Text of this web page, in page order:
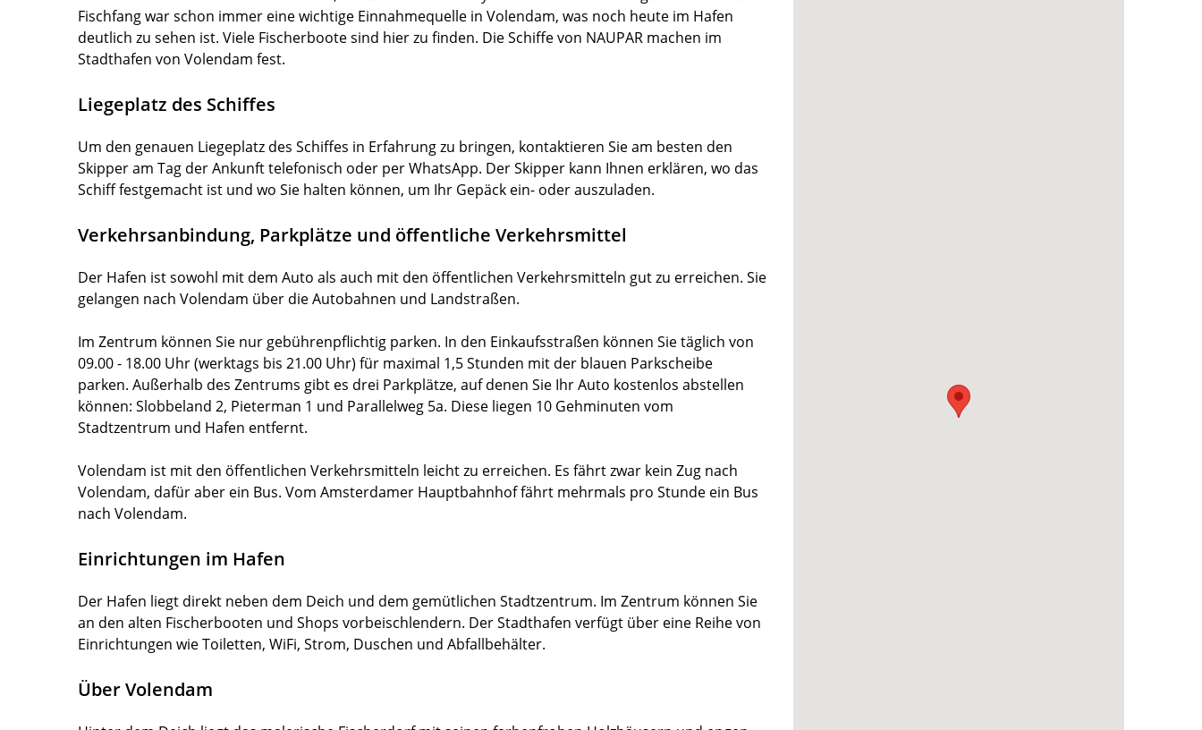
Fischfang war schon immer eine wichtige Einnahmequelle in Volendam, was noch heute im Hafen
deutlich zu sehen ist. Viele Fischerboote sind hier zu finden. Die Schiffe von NAUPAR machen im
Stadthafen von Volendam fest.
Liegeplatz des Schiffes
Um den genauen Liegeplatz des Schiffes in Erfahrung zu bringen, kontaktieren Sie am besten den
Skipper am Tag der Ankunft telefonisch oder per WhatsApp. Der Skipper kann Ihnen erklären, wo das
Schiff festgemacht ist und wo Sie halten können, um Ihr Gepäck ein- oder auszuladen.
Verkehrsanbindung, Parkplätze und öffentliche Verkehrsmittel
Der Hafen ist sowohl mit dem Auto als auch mit den öffentlichen Verkehrsmitteln gut zu erreichen. Sie
gelangen nach Volendam über die Autobahnen und Landstraßen.
Im Zentrum können Sie nur gebührenpflichtig parken. In den Einkaufsstraßen können Sie täglich von
09.00 - 18.00 Uhr (werktags bis 21.00 Uhr) für maximal 1,5 Stunden mit der blauen Parkscheibe
parken. Außerhalb des Zentrums gibt es drei Parkplätze, auf denen Sie Ihr Auto kostenlos abstellen
können: Slobbeland 2, Pieterman 1 und Parallelweg 5a. Diese liegen 10 Gehminuten vom
Stadtzentrum und Hafen entfernt.
Volendam ist mit den öffentlichen Verkehrsmitteln leicht zu erreichen. Es fährt zwar kein Zug nach
Volendam, dafür aber ein Bus. Vom Amsterdamer Hauptbahnhof fährt mehrmals pro Stunde ein Bus
nach Volendam.
Einrichtungen im Hafen
Der Hafen liegt direkt neben dem Deich und dem gemütlichen Stadtzentrum. Im Zentrum können Sie
an den alten Fischerbooten und Shops vorbeischlendern. Der Stadthafen verfügt über eine Reihe von
Einrichtungen wie Toiletten, WiFi, Strom, Duschen und Abfallbehälter.
Über Volendam